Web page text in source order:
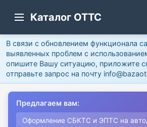
Каталог ОТТС
В связи с обновлением функционала
выявленных проблем с
опишите Вашу ситуацию, приложите
отправьте запрос на почту
Предлагаем вам:
Оформление СБКТС и ЭПТС на